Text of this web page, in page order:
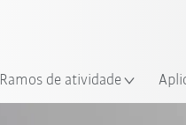
Ramos de atividade
Login KUKA